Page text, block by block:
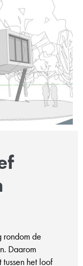
rondom de
Daarom
het loof